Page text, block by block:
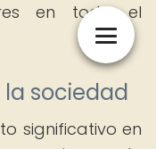
en todo el
sociedad
significativo en